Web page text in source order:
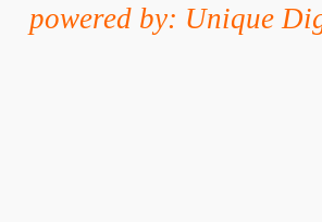
powered by: Unique